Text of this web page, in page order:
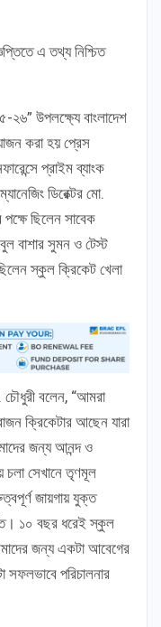
এ তথ্য নিশ্চিত
২৬” উপলক্ষ্যে বাংলাদেশ
করা হয় প্রেস
প্রাইম ব্যাংক
ডিরেক্টর মো.
ছিলেন সাবেক
বাশার সুমন ও টেস্ট
স্কুল ক্রিকেট খেলা
চৌধুরী বলেন, “আমরা
ক্রিকেটার আছেন যারা
জন্য আনন্দ ও
চলা সেখানে তৃণমূল
জায়গায় যুক্ত
১০ বছর ধরেই স্কুল
জন্য একটা আবেগের
সফলভাবে পরিচালনার